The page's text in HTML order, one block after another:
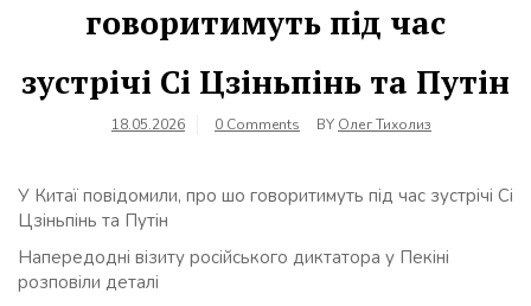
говоритимуть під час
зустрічі Сі Цзіньпінь та Путін
18.05.2026 0 Comments BY Олег Тихолиз
У Китаї повідомили, про шо говоритимуть під час зустрічі Сі
Цзіньпінь та Путін
Напередодні візиту російського диктатора у Пекіні
розповіли деталі